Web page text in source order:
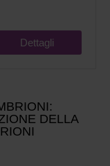
Dettagli
DELLA